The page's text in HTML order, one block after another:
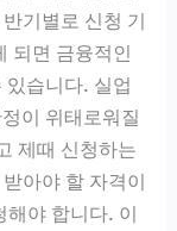
기별로 신청 기
되면 금융적인
있습니다. 실업
이 위태로워질
제때 신청하는
아야 할 자격이
해야 합니다. 이